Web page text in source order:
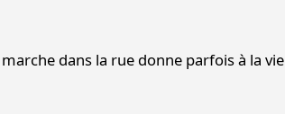
dans la rue donne parfois à la vie